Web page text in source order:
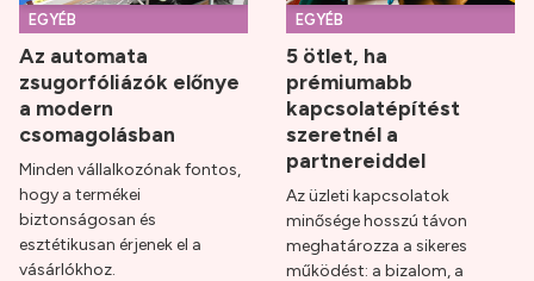
EGYÉB
Az automata
zsugorfóliázók előnye
a modern
csomagolásban
Minden vállalkozónak fontos,
hogy a termékei
biztonságosan és
esztétikusan érjenek el a
vásárlókhoz.
EGYÉB
5 ötlet, ha
prémiumabb
kapcsolatépítést
szeretnél a
partnereiddel
Az üzleti kapcsolatok
minősége hosszú távon
meghatározza a sikeres
működést: a bizalom, a